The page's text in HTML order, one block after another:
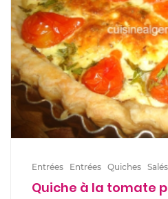
Entrées Entrées Quiches Salés
Quiche à la tomate